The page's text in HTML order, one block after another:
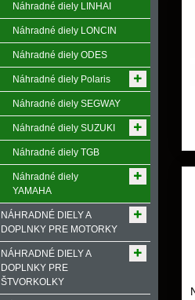
Náhradné diely LINHAI
Náhradné diely LONCIN
Náhradné diely ODES
Náhradné diely Polaris
Náhradné diely SEGWAY
Náhradné diely SUZUKI
Náhradné diely TGB
Náhradné diely
YAMAHA
NÁHRADNÉ DIELY A
DOPLNKY PRE MOTORKY
NÁHRADNÉ DIELY A
DOPLNKY PRE
ŠTVORKOLKY